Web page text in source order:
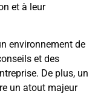
et à leur
environnement de
et des
De plus, un
un atout majeur